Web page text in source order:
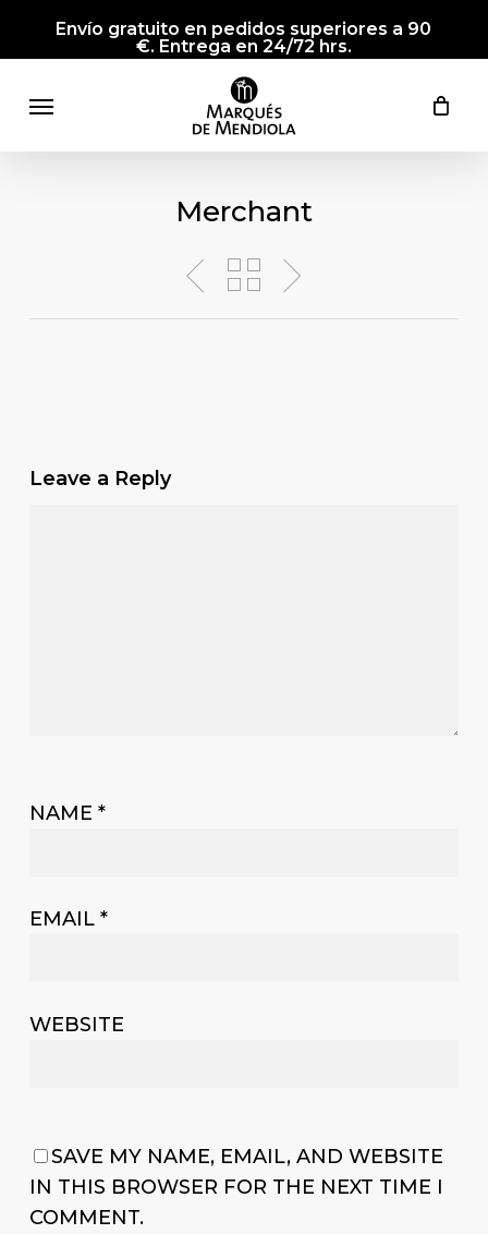
content
Envío gratuito en pedidos superiores a 90
€. Entrega en 24/72 hrs.
Menu
Merchant
Leave a Reply
NAME *
EMAIL *
WEBSITE
SAVE MY NAME, EMAIL, AND WEBSITE
IN THIS BROWSER FOR THE NEXT TIME I
COMMENT.